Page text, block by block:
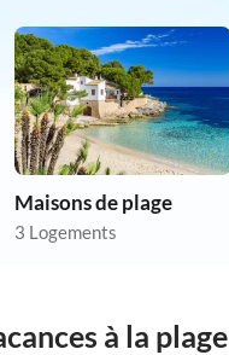
Maisons de plage
3 Logements
à la plage